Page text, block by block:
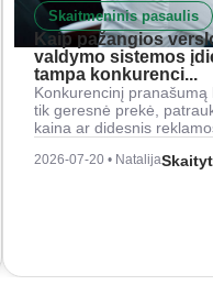
Skaitmeninis pasaulis
Kaip pažangios
valdymo sistemos
tampa konkurenci...
Konkurencinį pranašumą
tik geresnė prekė,
kaina ar didesnis
2026-07-20 • Natalija